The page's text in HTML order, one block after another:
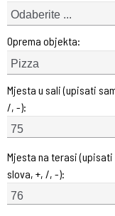
Odaberite ...
Oprema objekta:
Pizza
Mjesta u sali (upisati
/, -):
Mjesta na terasi
slova, +, /, -):